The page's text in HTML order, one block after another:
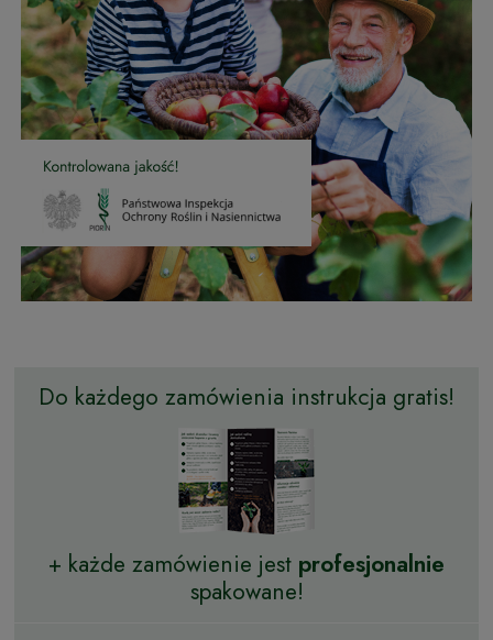
Do każdego zamówienia instrukcja gratis!
+ każde zamówienie jest profesjonalnie
spakowane!